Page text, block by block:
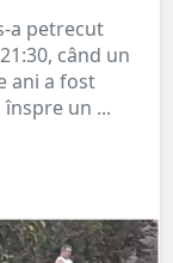
a petrecut
când un
ani a fost
un ...